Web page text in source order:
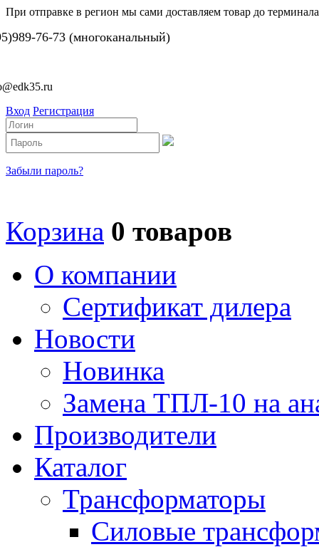
При отправке в регион мы сами доставляем товар до
76-73 (многоканальный)
Вход Регистрация
Забыли пароль?
Корзина 0 товаров
О компании
Сертификат дилера
Новости
Новинка
Замена ТПЛ-10 на
Производители
Каталог
Трансформаторы
Cиловые